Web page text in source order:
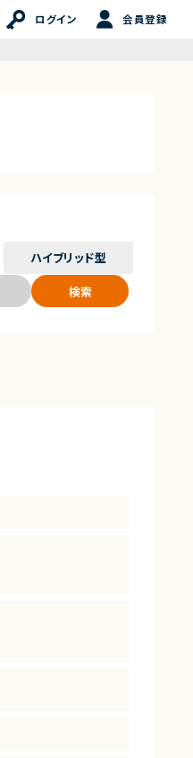
ログイン 会員登録
ハイブリッド型
検索